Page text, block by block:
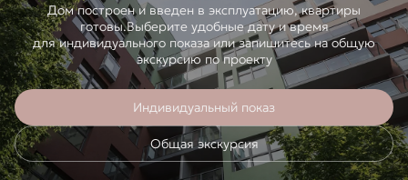
Дом построен и введен в эксплуатацию, квартиры
готовы.Выберите удобные дату и время
для индивидуального показа или запишитесь на общую
экскурсию по проекту
Индивидуальный показ
Общая экскурсия